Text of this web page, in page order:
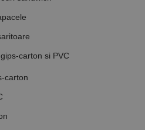
carton si PVC
carton